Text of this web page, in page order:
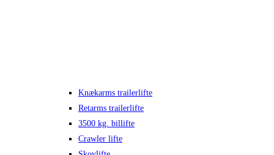
Knækarms trailerlifte
Retarms trailerlifte
3500 kg. billifte
Crawler lifte